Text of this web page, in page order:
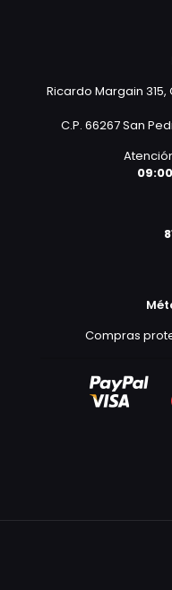
Ricardo Margain
C.P. 66267 San
Compras